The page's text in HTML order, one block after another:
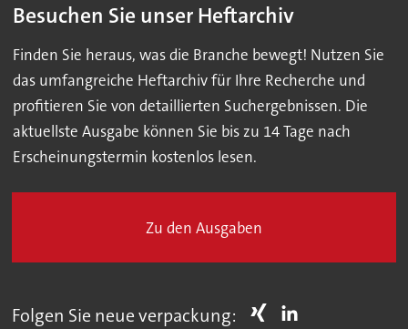
Besuchen Sie unser Heftarchiv
Finden Sie heraus, was die Branche bewegt! Nutzen Sie
das umfangreiche Heftarchiv für Ihre Recherche und
profitieren Sie von detaillierten Suchergebnissen. Die
aktuellste Ausgabe können Sie bis zu 14 Tage nach
Erscheinungstermin kostenlos lesen.
Zu den Ausgaben
Folgen Sie neue verpackung: